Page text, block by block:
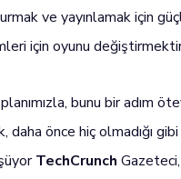
ve yayınlamak için
için oyunu
bunu bir adım
daha önce hiç olmadığı
TechCrunch